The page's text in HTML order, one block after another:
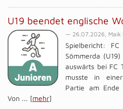
U19 beendet englische
— 26.07.2026, Maik
Spielbericht:
Sömmerda
auswärts bei FC
musste in
Partie am Ende
Von ... [mehr]